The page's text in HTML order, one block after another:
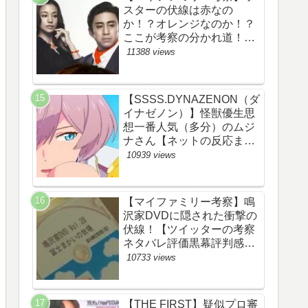
ースト・JUNON・
RYOKI】
スターの伏線は赤なの
か！？オレンジなのか！？
ここが考察の分かれ道！
【ツイッターの考察ネタバ
じ伏線まとめ】
11388 views
【SSSS.DYNAZENON（ダ
イナゼノン）】怪獣優生思
想一番人気（多分）のムジ
ナさん【ネットの反応まと
め】
10939 views
【マイファミリー考察】鳴
沢家DVDに隠された衝撃の
伏線！【ツイッターの考察
ネタバレ評価黒幕評判感想
批判原作犯人キャスト脚本
10733 views
【THE FIRST】疑似プロ審